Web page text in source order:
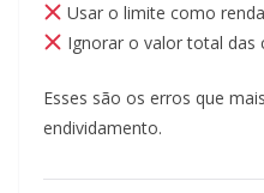
Usar o limite como
Ignorar o valor total das
Esses são os erros que
endividamento.